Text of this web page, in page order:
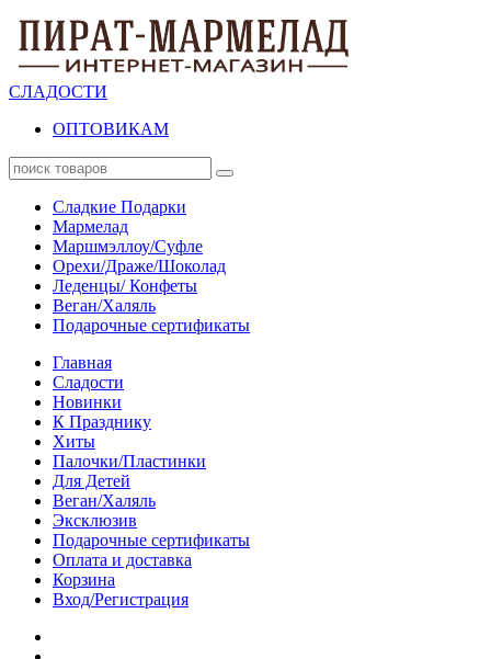
СЛАДОСТИ
ОПТОВИКАМ
Сладкие Подарки
Мармелад
Маршмэллоу/Суфле
Орехи/Драже/Шоколад
Леденцы/ Конфеты
Веган/Халяль
Подарочные сертификаты
Главная
Сладости
Новинки
К Празднику
Хиты
Палочки/Пластинки
Для Детей
Веган/Халяль
Эксклюзив
Подарочные сертификаты
Оплата и доставка
Корзина
Вход/Регистрация